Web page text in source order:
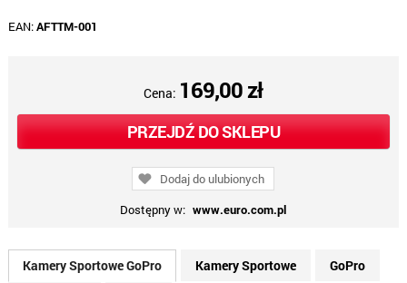
EAN:AFTTM-001
Cena: 169,00 zł
PRZEJDŹ DO SKLEPU
Dodaj do ulubionych
Dostępny w: www.euro.com.pl
Kamery Sportowe GoPro Kamery Sportowe
GoPro